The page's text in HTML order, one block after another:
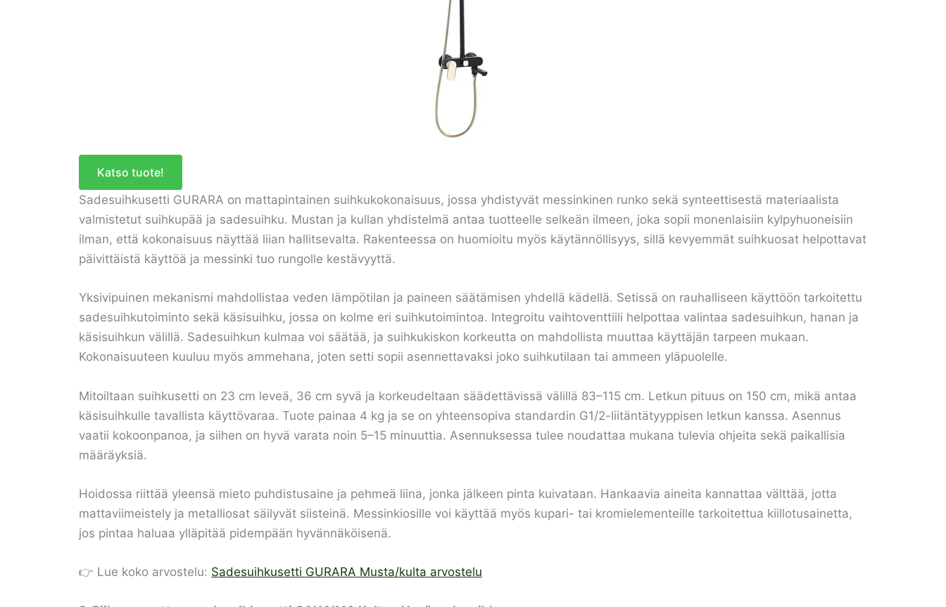
Katso tuote!
Sadesuihkusetti GURARA on mattapintainen suihkukokonaisuus, jossa yhdistyvät messinkinen runko sekä synteettisestä materiaalista
valmistetut suihkupää ja sadesuihku. Mustan ja kullan yhdistelmä antaa tuotteelle selkeän ilmeen, joka sopii monenlaisiin kylpyhuoneisiin
ilman, että kokonaisuus näyttää liian hallitsevalta. Rakenteessa on huomioitu myös käytännöllisyys, sillä kevyemmät suihkuosat helpottavat
päivittäistä käyttöä ja messinki tuo rungolle kestävyyttä.
Yksivipuinen mekanismi mahdollistaa veden lämpötilan ja paineen säätämisen yhdellä kädellä. Setissä on rauhalliseen käyttöön tarkoitettu
sadesuihkutoiminto sekä käsisuihku, jossa on kolme eri suihkutoimintoa. Integroitu vaihtoventtiili helpottaa valintaa sadesuihkun, hanan ja
käsisuihkun välillä. Sadesuihkun kulmaa voi säätää, ja suihkukiskon korkeutta on mahdollista muuttaa käyttäjän tarpeen mukaan.
Kokonaisuuteen kuuluu myös ammehana, joten setti sopii asennettavaksi joko suihkutilaan tai ammeen yläpuolelle.
Mitoiltaan suihkusetti on 23 cm leveä, 36 cm syvä ja korkeudeltaan säädettävissä välillä 83–115 cm. Letkun pituus on 150 cm, mikä antaa
käsisuihkulle tavallista käyttövaraa. Tuote painaa 4 kg ja se on yhteensopiva standardin G1/2-liitäntätyyppisen letkun kanssa. Asennus
vaatii kokoonpanoa, ja siihen on hyvä varata noin 5–15 minuuttia. Asennuksessa tulee noudattaa mukana tulevia ohjeita sekä paikallisia
määräyksiä.
Hoidossa riittää yleensä mieto puhdistusaine ja pehmeä liina, jonka jälkeen pinta kuivataan. Hankaavia aineita kannattaa välttää, jotta
mattaviimeistely ja metalliosat säilyvät siisteinä. Messinkiosille voi käyttää myös kupari- tai kromielementeille tarkoitettua kiillotusainetta,
jos pintaa haluaa ylläpitää pidempään hyvännäköisenä.
👉 Lue koko arvostelu: Sadesuihkusetti GURARA Musta/kulta arvostelu